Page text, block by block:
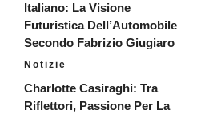
Italiano: La Visione
Futuristica Dell’Automobile
Secondo Fabrizio Giugiaro
Notizie
Charlotte Casiraghi: Tra
Riflettori, Passione Per La